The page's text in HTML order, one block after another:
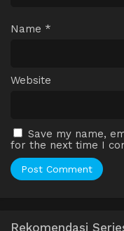
Name *
Website
Save my name,
for the next time I
Rekomendasi